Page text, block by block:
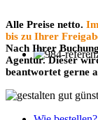
Alle Preise netto.
bis zu Ihrer
Nach Ihrer
Agentur. Dieser
beantwortet gerne